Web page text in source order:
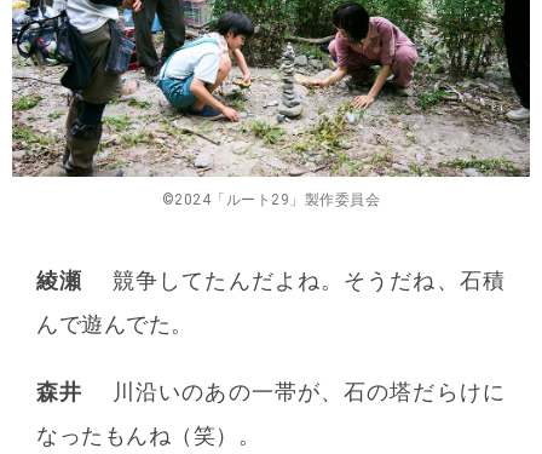
©2024「ルート29」製作委員会
綾瀬
競争してたんだよね。そうだね、石積
んで遊んでた。
森井
川沿いのあの一帯が、石の塔だらけに
なったもんね（笑）。